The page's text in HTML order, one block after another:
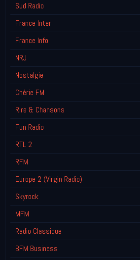
Sud Radio
France Inter
France Info
NRJ
Nostalgie
Chérie FM
Rire & Chansons
Fun Radio
RTL 2
RFM
Europe 2 (Virgin Radio)
Skyrock
MFM
Radio Classique
BFM Business